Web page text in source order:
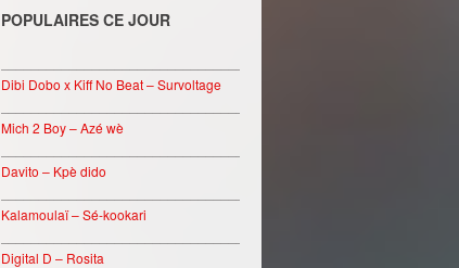
POPULAIRES CE JOUR
Dibi Dobo x Kiff No Beat – Survoltage
Mich 2 Boy – Azé wè
Davito – Kpè dido
Kalamoulaï – Sé-kookari
Digital D – Rosita